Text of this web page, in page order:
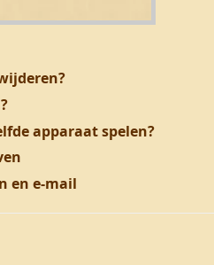
apparaat spelen?
en e-mail